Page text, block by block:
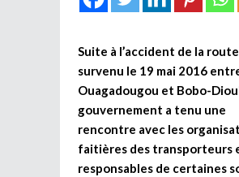
Suite à l’accident de la route
survenu le 19 mai 2016
Ouagadougou et Bobo-
gouvernement a tenu une
rencontre avec les
faitières des transporteurs
responsables de certaines